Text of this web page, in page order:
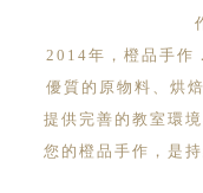
2014年，橙品手作
優質的原物料、烘
提供完善的教室環
您的橙品手作，是